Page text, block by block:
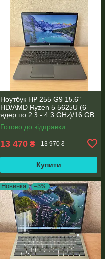
Ноутбук HP 255 G9 15.6"
HD/AMD Ryzen 5 5625U (6
ядер по 2.3 - 4.3 GHz)/16 GB
DDR4/256GB SSD M.2/AMD
Radeon Vega 7/Web
Готово до відправки
13 470 ₴ 13 970 ₴
Купити
Новинка –3%